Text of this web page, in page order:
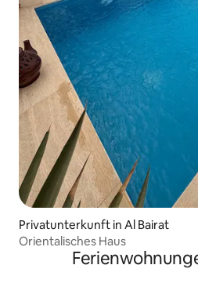
Privatunterkunft in Al Bairat
Orientalisches Haus